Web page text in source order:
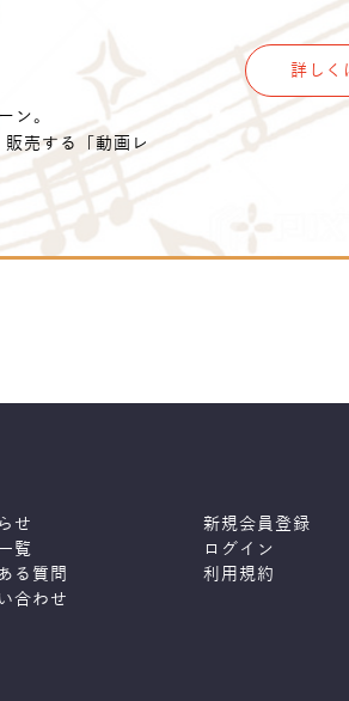
ン。
売する「動画レ
詳しく
せ
覧
る質問
合わせ
新規会員登録
ログイン
利用規約